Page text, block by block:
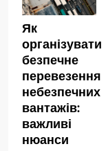
Як
організувати
безпечне
перевезення
небезпечних
вантажів:
важливі
нюанси